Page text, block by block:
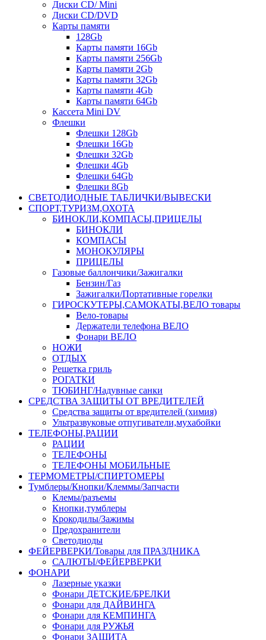
Диски CD/ Mini
Диски CD/DVD
Карты памяти
128Gb
Карты памяти 16Gb
Карты памяти 256Gb
Карты памяти 2Gb
Карты памяти 32Gb
Карты памяти 4Gb
Карты памяти 64Gb
Кассета Mini DV
Флешки
Флешки 128Gb
Флешки 16Gb
Флешки 32Gb
Флешки 4Gb
Флешки 64Gb
Флешки 8Gb
СВЕТОДИОДНЫЕ ТАБЛИЧКИ/ВЫВЕСКИ
СПОРТ,ТУРИЗМ,ОХОТА
БИНОКЛИ,КОМПАСЫ,ПРИЦЕЛЫ
БИНОКЛИ
КОМПАСЫ
МОНОКУЛЯРЫ
ПРИЦЕЛЫ
Газовые баллончики/Зажигалки
Бензин/Газ
Зажигалки/Портативные горелки
ГИРОСКУТЕРЫ,САМОКАТЫ,ВЕЛО товары
Вело-товары
Держатели телефона ВЕЛО
Фонари ВЕЛО
НОЖИ
ОТДЫХ
Решетка гриль
РОГАТКИ
ТЮБИНГ/Надувные санки
СРЕДСТВА ЗАЩИТЫ ОТ ВРЕДИТЕЛЕЙ
Средства защиты от вредителей (химия)
Ультразвуковые отпугиватели,мухабойки
ТЕЛЕФОНЫ,РАЦИИ
РАЦИИ
ТЕЛЕФОНЫ
ТЕЛЕФОНЫ МОБИЛЬНЫЕ
ТЕРМОМЕТРЫ/СПИРТОМЕРЫ
Тумблеры/Кнопки/Клеммы/Запчасти
Клемы/разъемы
Кнопки,тумблеры
Крокодилы/Зажимы
Предохранители
Светодиоды
ФЕЙЕРВЕРКИ/Товары для ПРАЗДНИКА
САЛЮТЫ/ФЕЙЕРВЕРКИ
ФОНАРИ
Лазерные указки
Фонари ДЕТСКИЕ/БРЕЛКИ
Фонари для ДАЙВИНГА
Фонари для КЕМПИНГА
Фонари для РУЖЬЯ
Фонари ЗАЩИТА